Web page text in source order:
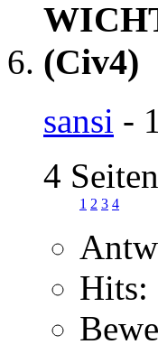
sansi -
4 Seiten
1 2 3 4
Hits: